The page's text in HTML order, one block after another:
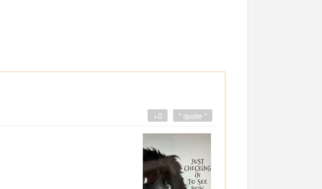
" quote "
+0